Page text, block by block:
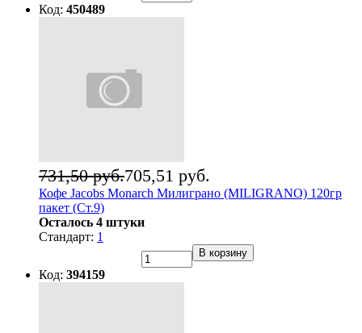
Код: 450489
705,51 руб.
731,50 руб.
Кофе Jacobs Monarch Милиграно (MILIGRANO) 120гр
пакет (Ст.9)
Осталось 4 штуки
Стандарт: 1
В корзину
Код: 394159